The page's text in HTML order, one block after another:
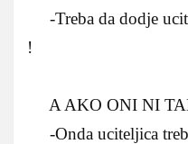
-Treba da dodje
!
A AKO ONI NI
-Onda uciteljica